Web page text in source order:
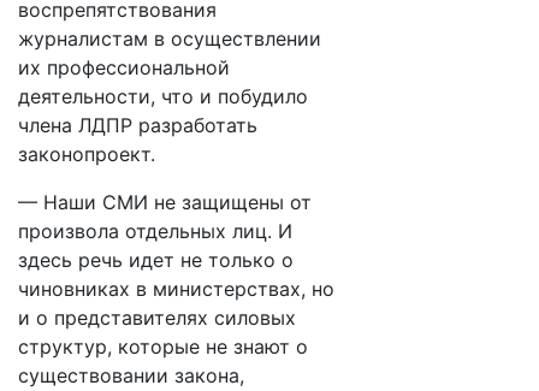
воспрепятствования
журналистам в осуществлении
их профессиональной
деятельности, что и побудило
члена ЛДПР разработать
законопроект.
— Наши СМИ не защищены от
произвола отдельных лиц. И
здесь речь идет не только о
чиновниках в министерствах, но
и о представителях силовых
структур, которые не знают о
существовании закона,